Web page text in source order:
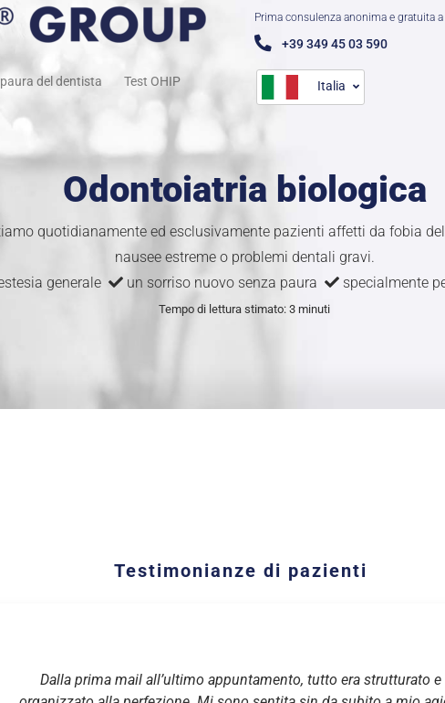
Prima consulenza anonima e gratuita
+39 349 45 03 590
del dentista Test OHIP Italia
Odontoiatria biologica
quotidianamente ed esclusivamente pazienti affetti da fobia
nausee estreme o problemi dentali gravi.
generale
un sorriso nuovo senza paura specialmente
Tempo di lettura stimato: 3 minuti
Testimonianze di pazienti
Dalla prima mail all’ultimo appuntamento, tutto era strutturato e